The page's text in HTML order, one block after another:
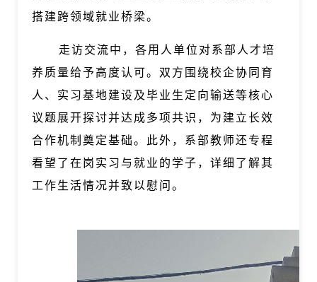
搭建跨领域就业桥梁。
走访交流中，各用人单位对系部人才培
养质量给予高度认可。双方围绕校企协同育
人、实习基地建设及毕业生定向输送等核心
议题展开探讨并达成多项共识，为建立长效
合作机制奠定基础。此外，系部教师还专程
看望了在岗实习与就业的学子，详细了解其
工作生活情况并致以慰问。